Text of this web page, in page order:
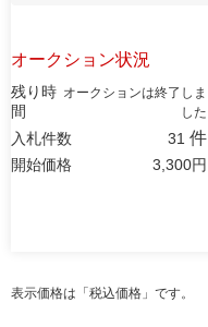
オークション状況
残り時
間
オークションは終了しま
した
入札件数 31 件
開始価格 3,300円
表示価格は「税込価格」です。